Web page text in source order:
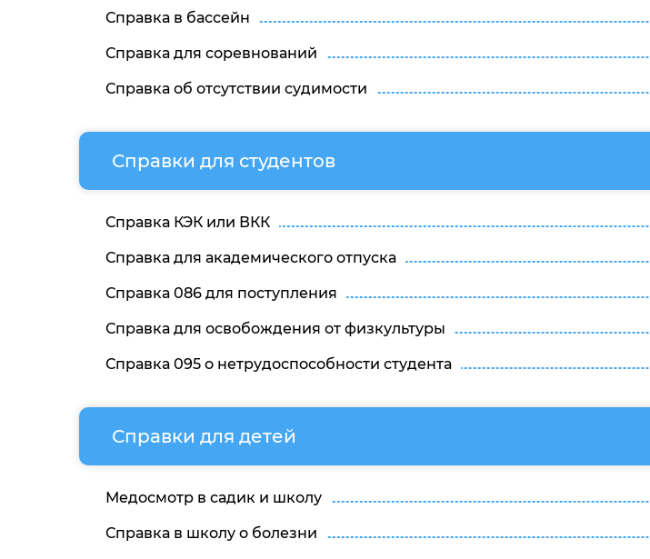
Справка в бассейн
Справка для соревнований
Справка об отсутствии судимости
Справки для студентов
Справка КЭК или ВКК
Справка для академического отпуска
Справка 086 для поступления
Справка для освобождения от физкультуры
Справка 095 о нетрудоспособности студента
Справки для детей
Медосмотр в садик и школу
Справка в школу о болезни